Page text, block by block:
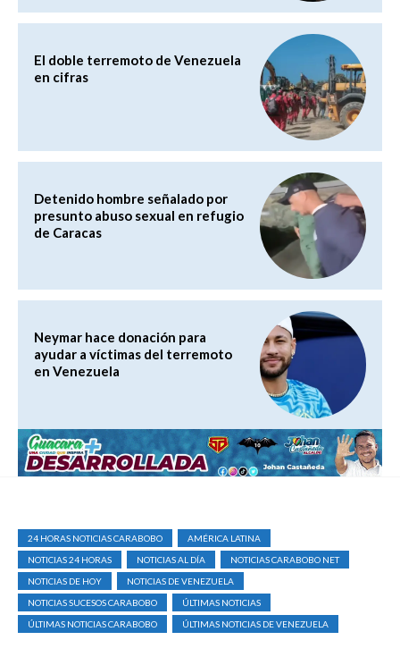
El doble terremoto de Venezuela
en cifras
Detenido hombre señalado por
presunto abuso sexual en refugio
de Caracas
Neymar hace donación para
ayudar a víctimas del terremoto
en Venezuela
24 HORAS NOTICIAS CARABOBO
AMÉRICA LATINA
NOTICIAS 24 HORAS
NOTICIAS AL DÍA
NOTICIAS CARABOBO NET
NOTICIAS DE HOY
NOTICIAS DE VENEZUELA
NOTICIAS SUCESOS CARABOBO
ÚLTIMAS NOTICIAS
ÚLTIMAS NOTICIAS CARABOBO
ÚLTIMAS NOTICIAS DE VENEZUELA